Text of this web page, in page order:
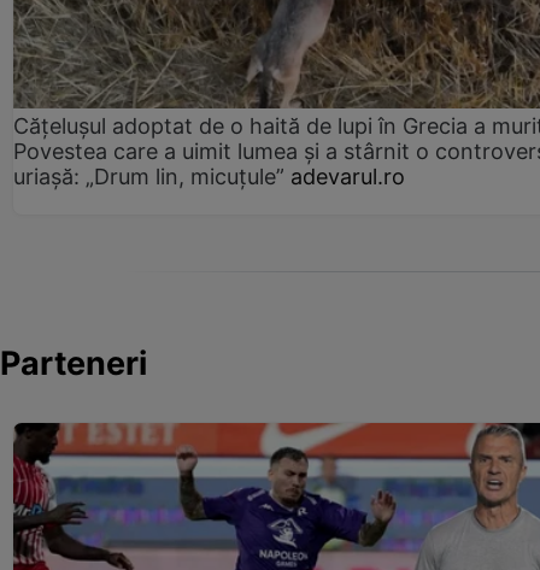
Cățelușul adoptat de o haită de lupi în Grecia a
Povestea care a uimit lumea și a stârnit o
uriașă: „Drum lin, micuțule” adevarul.ro
Parteneri